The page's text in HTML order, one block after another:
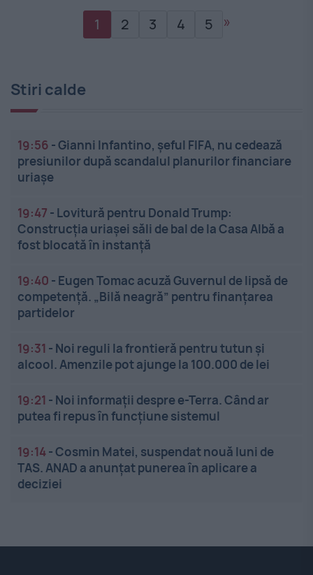
1 2 3 4 5 »
Stiri calde
19:56 -Gianni Infantino, șeful FIFA, nu cedează
presiunilor după scandalul planurilor financiare
uriașe
19:47 - Lovitură pentru Donald Trump:
Construcția uriașei săli de bal de la Casa Albă a
fost blocată în instanță
19:40 - Eugen Tomac acuză Guvernul de lipsă de
competență. „Bilă neagră” pentru finanțarea
partidelor
19:31 - Noi reguli la frontieră pentru tutun și
alcool. Amenzile pot ajunge la 100.000 de lei
19:21 - Noi informații despre e-Terra. Când ar
putea fi repus în funcțiune sistemul
19:14-Cosmin Matei, suspendat nouă luni de
TAS. ANAD a anunțat punerea în aplicare a
deciziei